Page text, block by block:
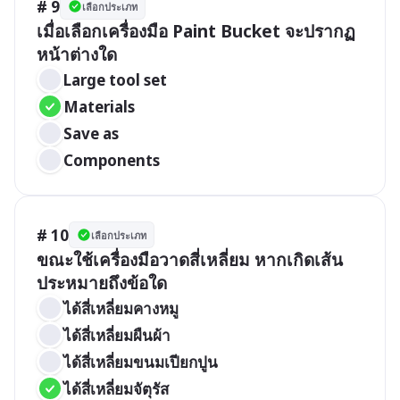
# 9 เลือกประเภท
เมื่อเลือกเครื่องมือ Paint Bucket จะปรากฏ
หน้าต่างใด
Large tool set
Materials
Save as
Components
# 10 เลือกประเภท
ขณะใช้เครื่องมือวาดสี่เหลี่ยม หากเกิดเส้น
ประหมายถึงข้อใด
ได้สี่เหลี่ยมคางหมู
ได้สี่เหลี่ยมผืนผ้า
ได้สี่เหลี่ยมขนมเปียกปูน
ได้สี่เหลี่ยมจัตุรัส